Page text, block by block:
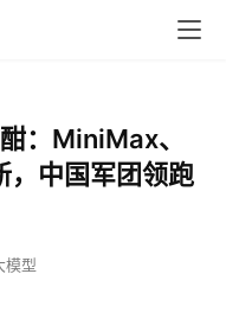
：MiniMax、
中国军团领跑
模型